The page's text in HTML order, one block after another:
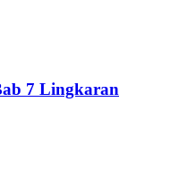
7 Lingkaran